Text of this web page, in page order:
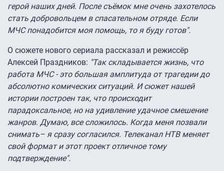
герой наших дней. После съёмок мне очень захотелось
стать добровольцем в спасательном отряде. Если
МЧС понадобится моя помощь, то я буду готов".
О сюжете нового сериала рассказал и режиссёр
Алексей Праздников: "Так складывается жизнь, что
работа МЧС - это большая амплитуда от трагедии до
абсолютно комических ситуаций. И сюжет нашей
истории построен так, что происходит
парадоксальное, но на удивление удачное смешение
жанров. Думаю, все сложилось. Когда меня позвали
снимать– я сразу согласился. Телеканал НТВ меняет
свой формат и этот проект отличное тому
подтверждение".